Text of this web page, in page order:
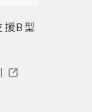
援B型